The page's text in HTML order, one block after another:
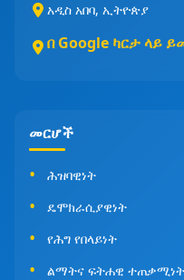
አዲስ አበባ, ኢትዮጵያ
በ Google ካርታ ላይ
መርሆች
ሕዝባዊነት
ዴሞክራሲያዊነት
የሕግ የበላይነት
ልማትና ፍትሐዊ ተጠቃሚነት